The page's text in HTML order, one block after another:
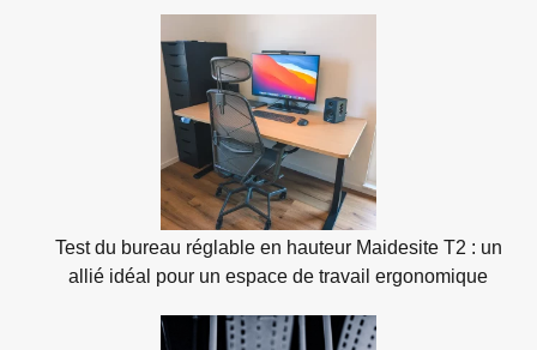
Test du bureau réglable en hauteur Maidesite T2 : un
allié idéal pour un espace de travail ergonomique